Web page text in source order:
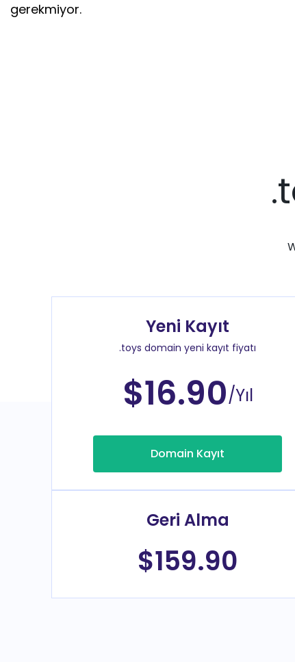
gerekmiyor.
Yeni Kayıt
.toys domain yeni kayıt fiyatı
$16.90/Yıl
Domain Kayıt
Geri Alma
$159.90